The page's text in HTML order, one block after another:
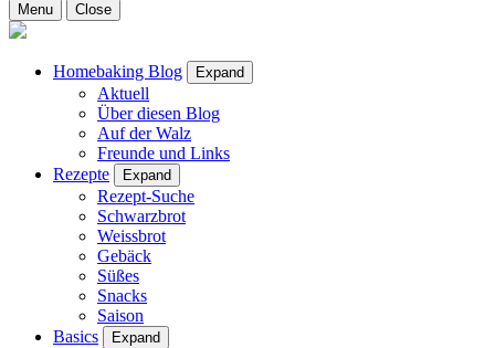
Menu Close
Homebaking Blog Expand
Aktuell
Über diesen Blog
Auf der Walz
Freunde und Links
Rezepte
Expand
Rezept-Suche
Schwarzbrot
Weissbrot
Gebäck
Süßes
Snacks
Saison
Basics
Expand